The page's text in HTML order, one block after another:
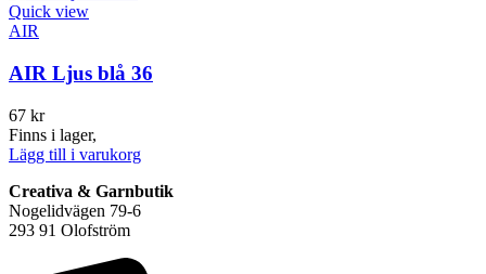
Quick view
AIR
AIR Ljus blå 36
67 kr
Finns i lager,
Lägg till i varukorg
Creativa & Garnbutik
Nogelidvägen 79-6
293 91 Olofström